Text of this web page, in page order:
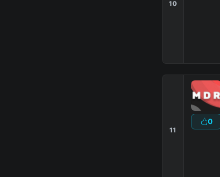
10
11
0